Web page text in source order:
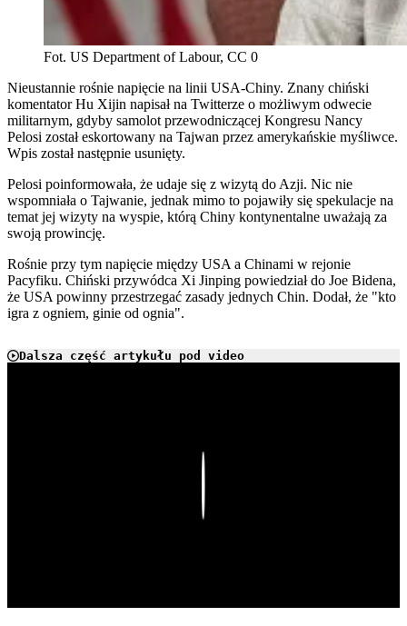
Fot. US Department of Labour, CC 0
Nieustannie rośnie napięcie na linii USA-Chiny. Znany chiński
komentator Hu Xijin napisał na Twitterze o możliwym odwecie
militarnym, gdyby samolot przewodniczącej Kongresu Nancy
Pelosi został eskortowany na Tajwan przez amerykańskie myśliwce.
Wpis został następnie usunięty.
Pelosi poinformowała, że udaje się z wizytą do Azji. Nic nie
wspomniała o Tajwanie, jednak mimo to pojawiły się spekulacje na
temat jej wizyty na wyspie, którą Chiny kontynentalne uważają za
swoją prowincję.
Rośnie przy tym napięcie między USA a Chinami w rejonie
Pacyfiku. Chiński przywódca Xi Jinping powiedział do Joe Bidena,
że USA powinny przestrzegać zasady jednych Chin. Dodał, że "kto
igra z ogniem, ginie od ognia".
Dalsza część artykułu pod video